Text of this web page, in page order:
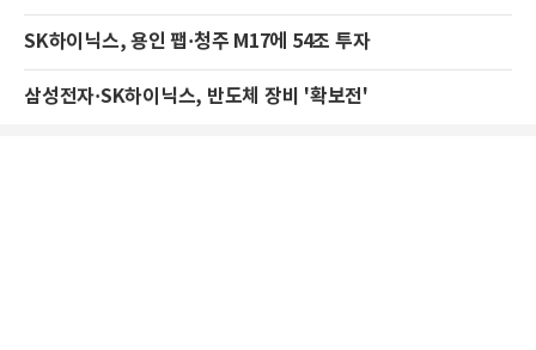
SK하이닉스, 용인 팹·청주 M17에 54조 투자
삼성전자·SK하이닉스, 반도체 장비 '확보전'